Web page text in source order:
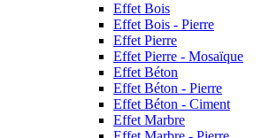
Effet Bois
Effet Bois - Pierre
Effet Pierre
Effet Pierre - Mosaïque
Effet Béton
Effet Béton - Pierre
Effet Béton - Ciment
Effet Marbre